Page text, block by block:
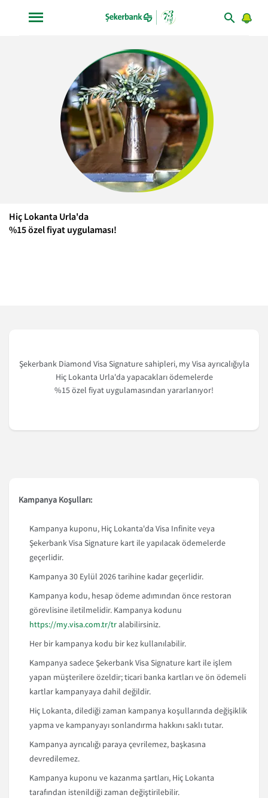
Hiç Lokanta Urla'da
%15 özel fiyat uygulaması!
Şekerbank Diamond Visa Signature sahipleri, my Visa ayrıcalığıyla
Hiç Lokanta Urla'da yapacakları ödemelerde
%15 özel fiyat uygulamasından yararlanıyor!
Kampanya Koşulları:
Kampanya kuponu, Hiç Lokanta'da Visa Infinite veya
Şekerbank Visa Signature kart ile yapılacak ödemelerde
geçerlidir.
Kampanya 30 Eylül 2026 tarihine kadar geçerlidir.
Kampanya kodu, hesap ödeme adımından önce restoran
görevlisine iletilmelidir. Kampanya kodunu
https://my.visa.com.tr/tralabilirsiniz.
Her bir kampanya kodu bir kez kullanılabilir.
Kampanya sadece Şekerbank Visa Signature kart ile işlem
yapan müşterilere özeldir; ticari banka kartları ve ön ödemeli
kartlar kampanyaya dahil değildir.
Hiç Lokanta, dilediği zaman kampanya koşullarında değişiklik
yapma ve kampanyayı sonlandırma hakkını saklı tutar.
Kampanya ayrıcalığı paraya çevrilemez, başkasına
devredilemez.
Kampanya kuponu ve kazanma şartları, Hiç Lokanta
tarafından istenildiği zaman değiştirilebilir.